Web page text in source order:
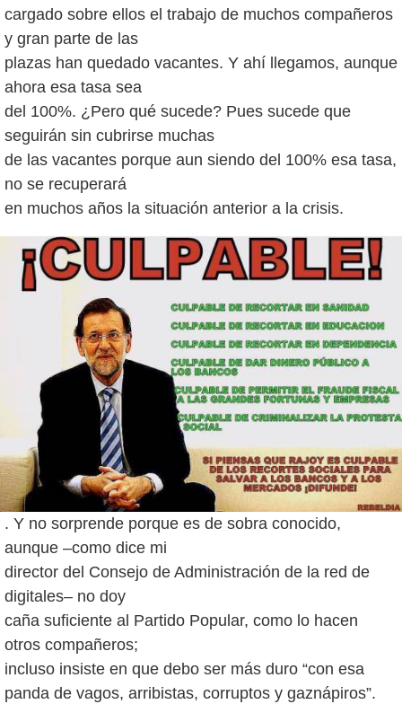
cargado sobre ellos el trabajo de muchos compañeros
y gran parte de las
plazas han quedado vacantes. Y ahí llegamos, aunque
ahora esa tasa sea
del 100%. ¿Pero qué sucede? Pues sucede que
seguirán sin cubrirse muchas
de las vacantes porque aun siendo del 100% esa tasa,
no se recuperará
. Y no sorprende porque es de sobra conocido,
aunque –como dice mi
director del Consejo de Administración de la red de
digitales– no doy
caña suficiente al Partido Popular, como lo hacen
otros compañeros;
incluso insiste en que debo ser más duro “con esa
panda de vagos, arribistas, corruptos y gaznápiros”.